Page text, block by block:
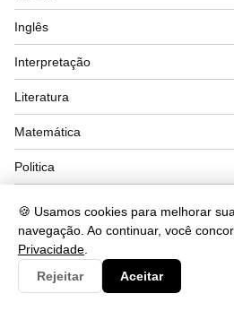
🍪 Usamos cookies para melhorar
navegação. Ao continuar, você
Privacidade
Rejeitar
Aceitar
Inglês
Interpretação
Literatura
Matemática
Politica
Redação
Saude